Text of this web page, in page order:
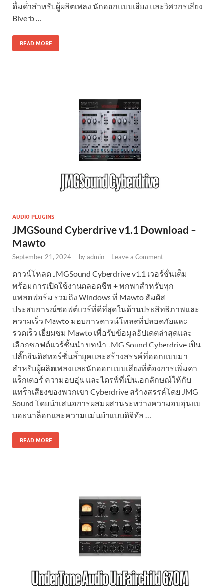
ดื่มด่ำสำหรับผู้ผลิตเพลง นักออกแบบเสียง และวิศวกรเสียง
Biverb …
READ MORE
AUDIO PLUGINS
JMGSound Cyberdrive v1.1 Download –
Mawto
September 21, 2024 - byadmin - Leave a Comment
ดาวน์โหลด JMGSound Cyberdrive v1.1 เวอร์ชั่นเต็ม
พร้อมการเปิดใช้งานตลอดชีพ + พกพาสำหรับทุก
แพลตฟอร์ม รวมถึง Windows ที่ Mawto สัมผัส
ประสบการณ์ซอฟต์แวร์ที่ดีที่สุดในด้านประสิทธิภาพและ
ความเร็ว Mawto มอบการดาวน์โหลดที่ปลอดภัยและ
รวดเร็ว เยี่ยมชม Mawto เพื่อรับข้อมูลอัปเดตล่าสุดและ
เลือกซอฟต์แวร์ชั้นนำ บทนำ JMG Sound Cyberdrive เป็น
ปลั๊กอินดิสทอร์ชั่นล้ำยุคและสร้างสรรค์ที่ออกแบบมา
สำหรับผู้ผลิตเพลงและนักออกแบบเสียงที่ต้องการเพิ่มคา
แร็กเตอร์ ความอบอุ่น และไดรฟ์ที่เป็นเอกลักษณ์ให้กับ
แทร็กเสียงของพวกเขา Cyberdrive สร้างสรรค์โดย JMG
Sound โดยนำเสนอการผสมผสานระหว่างความอบอุ่นแบ
บอะนาล็อกและความแม่นยำแบบดิจิทัล …
READ MORE